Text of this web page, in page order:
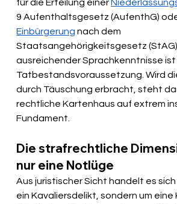
für die Erteilung einer
9 Aufenthaltsgesetz (AufenthG)
Einbürgerung nach dem
Staatsangehörigkeitsgesetz
ausreichender Sprachkenntnisse
Tatbestandsvoraussetzung. Wird
durch Täuschung erbracht, steht
rechtliche Kartenhaus auf extrem
Fundament.
Die strafrechtliche
nur eine Notlüge
Aus juristischer Sicht handelt es
ein Kavaliersdelikt, sondern um